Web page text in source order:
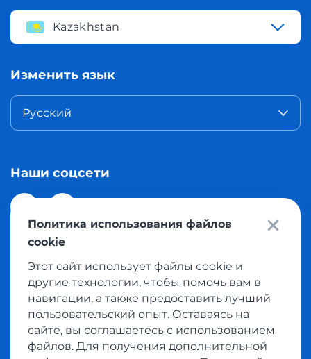
Kazakhstan
Изменить язык
Русский
Наши соцсети
© 2026 Meest Shopping доставка покупок с интернет
магазинов мира в Казахстан. Все права защищены
Политика конфиденциальности
Публичная оферта
Политика использования файлов
cookie
Этот сайт использует файлы cookie и
другие технологии, чтобы помочь вам в
навигации, а также предоставить лучший
пользовательский опыт. Оставаясь на
сайте, вы соглашаетесь с использованием
файлов. Для получения дополнительной